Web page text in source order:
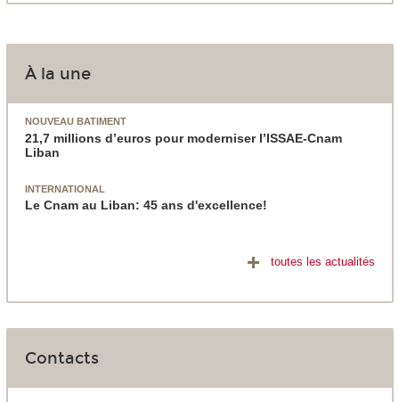
À la une
NOUVEAU BATIMENT
21,7 millions d’euros pour moderniser l’ISSAE-Cnam
Liban
INTERNATIONAL
Le Cnam au Liban: 45 ans d'excellence!
toutes les actualités
Contacts